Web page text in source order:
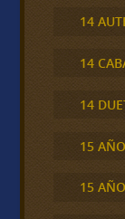
14
14
14
15
15